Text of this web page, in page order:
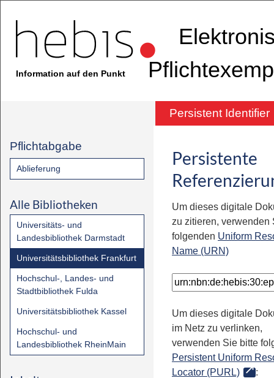
Information auf den Punkt
Persistent Identifier
Pflichtabgabe
Ablieferung
Alle Bibliotheken
Universitäts- und
Landesbibliothek Darmstadt
Universitätsbibliothek Frankfurt
Hochschul-, Landes- und
Stadtbibliothek Fulda
Universitätsbibliothek Kassel
Hochschul- und
Landesbibliothek RheinMain
Persistente
Um dieses digitale
zu zitieren, verwenden
folgenden Uniform
Name (URN)
Um dieses digitale
im Netz zu verlinken,
verwenden Sie bitte
Persistent Uniform
Locator (PURL)
: